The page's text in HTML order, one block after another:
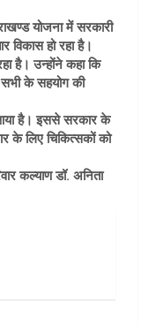
योजना में सरकारी
हो रहा है।
है। उन्होंने कहा कि
के सहयोग की
है। इससे सरकार के
के लिए चिकित्सकों को
कल्याण डॉ. अनिता